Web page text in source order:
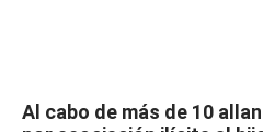
Al cabo de más de 10